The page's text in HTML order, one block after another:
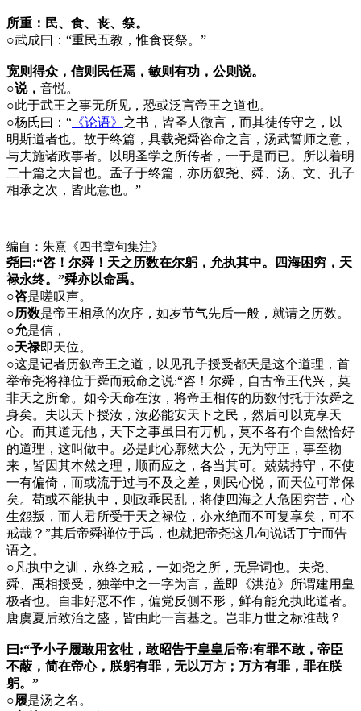
所重：民、食、丧、祭。
○武成曰：“重民五教，惟食丧祭。”
宽则得众，信则民任焉，敏则有功，公则说。
○说， 音悦。
○此于武王之事无所见，恐或泛言帝王之道也。
○杨氏曰：“ 《论语》 之书，皆圣人微言，而其徒传守之，以
明斯道者也。故于终篇，具载尧舜咨命之言，汤武誓师之意，
与夫施诸政事者。以明圣学之所传者，一于是而已。所以着明
二十篇之大旨也。孟子于终篇，亦历叙尧、舜、汤、文、孔子
相承之次，皆此意也。”
编自：朱熹《四书章句集注》
尧曰:“咨！尔舜！天之历数在尔躬，允执其中。四海困穷，天
禄永终。”舜亦以命禹。
○咨是嗟叹声。
○历数是帝王相承的次序，如岁节气先后一般，就请之历数。
○允是信，
○天禄即天位。
○这是记者历叙帝王之道，以见孔子授受都天是这个道理，首
举帝尧将禅位于舜而戒命之说:“咨！尔舜，自古帝王代兴，莫
非天之所命。如今天命在汝，将帝王相传的历数付托于汝舜之
身矣。夫以天下授汝，汝必能安天下之民，然后可以克享天
心。而其道无他，天下之事虽日有万机，莫不各有个自然恰好
的道理，这叫做中。必是此心廓然大公，无为守正，事至物
来，皆因其本然之理，顺而应之，各当其可。兢兢持守，不使
一有偏倚，而或流于过与不及之差，则民心悦，而天位可常保
矣。苟或不能执中，则政乖民乱，将使四海之人危困穷苦，心
生怨叛，而人君所受于天之禄位，亦永绝而不可复享矣，可不
戒哉？”其后帝舜禅位于禹，也就把帝尧这几句说话丁宁而告
语之。
○ 凡执中之训，永终之戒，一如尧之所，无异词也。夫尧、
舜、禹相授受，独举中之一字为言，盖即《洪范》所谓建用皇
极者也。自非好恶不作，偏党反侧不形，鲜有能允执此道者。
唐虞夏后致治之盛，皆由此一言基之。岂非万世之标准哉？
曰:“予小子履敢用玄牡，敢昭告于皇皇后帝:有罪不敢，帝臣
不蔽，简在帝心，朕躬有罪，无以万方；万方有罪，罪在朕
躬。”
○履是汤之名。